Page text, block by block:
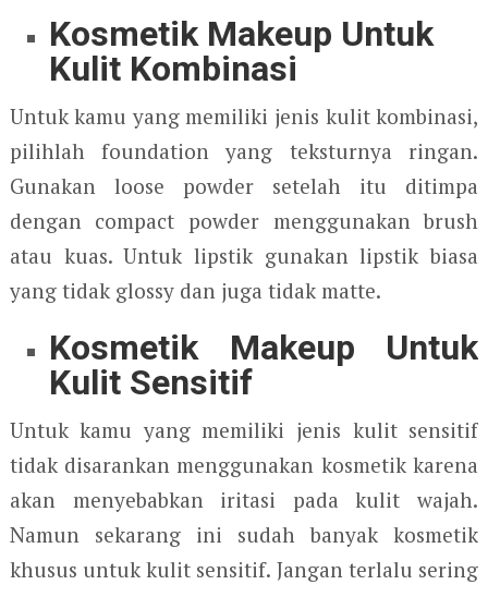
Kosmetik Makeup Untuk
Kulit Kombinasi
Untuk kamu yang memiliki jenis kulit kombinasi,
pilihlah foundation yang teksturnya ringan.
Gunakan loose powder setelah itu ditimpa
dengan compact powder menggunakan brush
atau kuas. Untuk lipstik gunakan lipstik biasa
yang tidak glossy dan juga tidak matte.
Kosmetik Makeup Untuk
Kulit Sensitif
Untuk kamu yang memiliki jenis kulit sensitif
tidak disarankan menggunakan kosmetik karena
akan menyebabkan iritasi pada kulit wajah.
Namun sekarang ini sudah banyak kosmetik
khusus untuk kulit sensitif. Jangan terlalu sering